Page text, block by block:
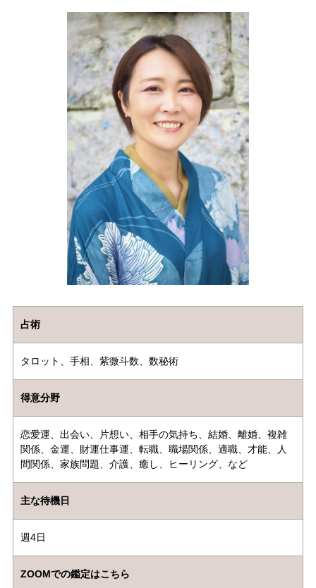
占術
タロット、手相、紫微斗数、数秘術
得意分野
恋愛運、出会い、片想い、相手の気持ち、結婚、離婚、複雑
関係、金運、財運仕事運、転職、職場関係、適職、才能、人
間関係、家族問題、介護、癒し、ヒーリング、など
主な待機日
週4日
ZOOMでの鑑定はこちら